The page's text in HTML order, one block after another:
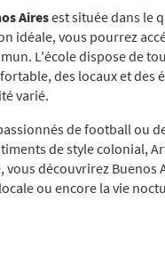
Airesest située dans le
idéale, vous pourrez
L'école dispose de
des locaux et
varié.
de football ou
de style colonial,
vous découvrirez Buenos
ou encore la vie